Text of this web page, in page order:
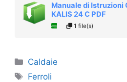
Manuale di Istruzioni
KALIS 24 C PDF
1 file(s)
Categorie
Caldaie
Tag
Ferroli